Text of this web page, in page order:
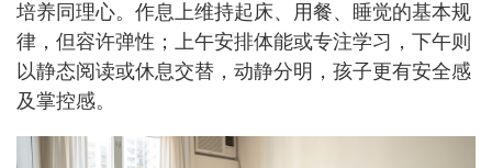
培养同理心。作息上维持起床、用餐、睡觉的基本规
律，但容许弹性；上午安排体能或专注学习，下午则
以静态阅读或休息交替，动静分明，孩子更有安全感
及掌控感。